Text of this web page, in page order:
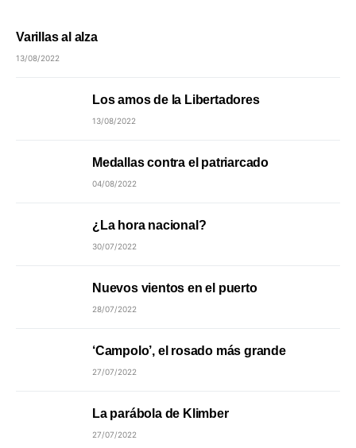
Varillas al alza
13/08/2022
Los amos de la Libertadores
13/08/2022
Medallas contra el patriarcado
04/08/2022
¿La hora nacional?
30/07/2022
Nuevos vientos en el puerto
28/07/2022
‘Campolo’, el rosado más grande
27/07/2022
La parábola de Klimber
27/07/2022